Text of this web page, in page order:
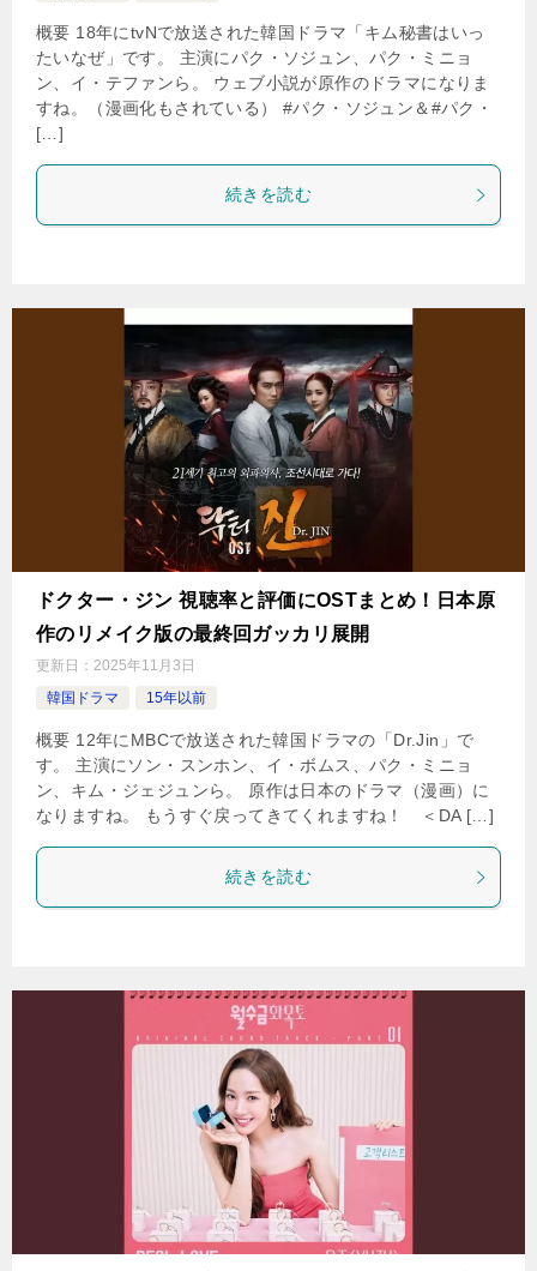
概要 18年にtvNで放送された韓国ドラマ「キム秘書はいっ
たいなぜ」です。 主演にパク・ソジュン、パク・ミニョ
ン、イ・テファンら。 ウェブ小説が原作のドラマになりま
すね。（漫画化もされている） #パク・ソジュン＆#パク・
[…]
続きを読む
ドクター・ジン 視聴率と評価にOSTまとめ！日本原
作のリメイク版の最終回ガッカリ展開
更新日： 2025年11月3日
韓国ドラマ
15年以前
概要 12年にMBCで放送された韓国ドラマの「Dr.Jin」で
す。 主演にソン・スンホン、イ・ボムス、パク・ミニョ
ン、キム・ジェジュンら。 原作は日本のドラマ（漫画）に
なりますね。 もうすぐ戻ってきてくれますね！ ＜DA […]
続きを読む